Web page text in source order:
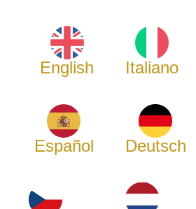
English Italiano
Español Deutsch